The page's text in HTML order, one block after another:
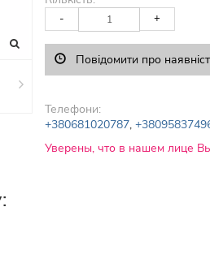
- +
Повідомити про
Телефони:
+380681020787,
Уверены, что в нашем лице